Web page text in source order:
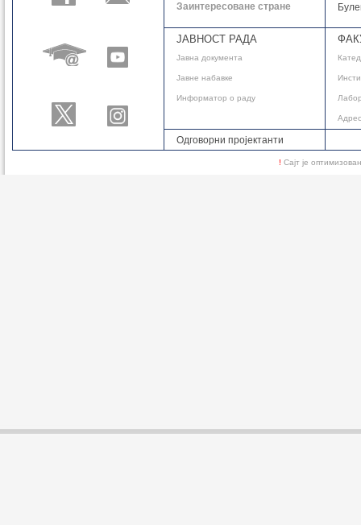
Заинтересоване стране
ЈАВНОСТ РАДА
Јавнa документа
Јавне набавке
Информатор о раду
Одговорни пројектанти
! Сајт је